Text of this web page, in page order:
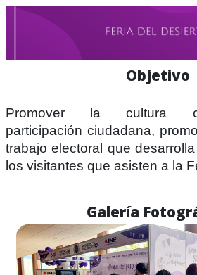
Objetivo
Promover la cultura
participación ciudadana,
trabajo electoral que
los visitantes que asisten a la
Galería